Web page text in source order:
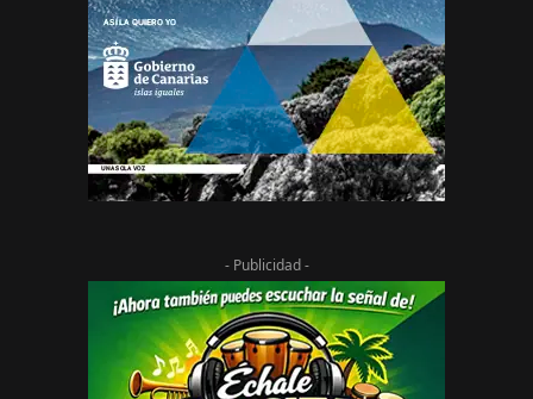
- Publicidad -